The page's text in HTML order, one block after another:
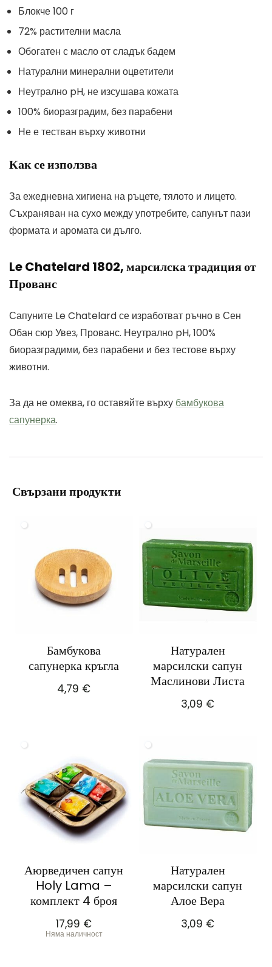
Блокче 100 г
72% растителни масла
Обогатен с масло от сладък бадем
Натурални минерални оцветители
Неутрално pH, не изсушава кожата
100% биоразградим, без парабени
Не е тестван върху животни
Как се използва
За ежедневна хигиена на ръцете, тялото и лицето.
Съхраняван на сухо между употребите, сапунът пази
формата и аромата си дълго.
Le Chatelard 1802, марсилска традиция от
Прованс
Сапуните Le Chatelard се изработват ръчно в Сен
Обан сюр Увез, Прованс. Неутрално pH, 100%
биоразградими, без парабени и без тестове върху
животни.
За да не омеква, го оставяйте върху бамбукова
сапунерка.
Свързани продукти
Бамбукова
сапунерка кръгла
4,79 €
Натурален
марсилски сапун
Маслинови Листа
3,09 €
Аюрведичен сапун
Holy Lama –
комплект 4 броя
17,99 €
Няма наличност
Натурален
марсилски сапун
Алое Вера
3,09 €